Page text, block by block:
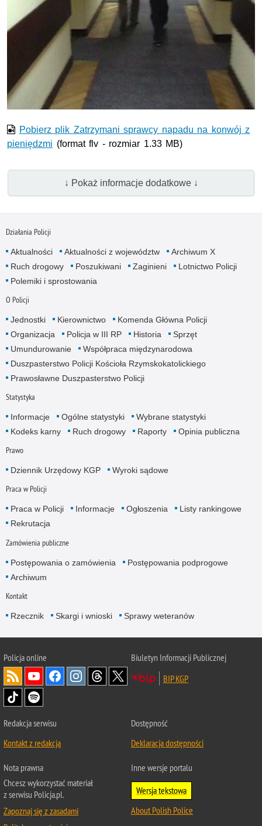
Film w formacie nieobsługiwanym przez odtwarzacz.
Pobierz plik Zatrzymani sprawcy napadu na konwój z
pieniędzmi (format flv - rozmiar 1.33 MB)
↓ Pokaż informacje dodatkowe ↓
Działania Policji
Aktualności Aktualności z województw
Archiwum X
Ruch drogowy
Poszukiwani Zaginieni
Lotnictwo Policji
Polemiki i sprostowania
O Policji
Jednostki Kierownictwo
Komenda Główna Policji
Organizacja
Policja w III RP Historia
Sprzęt
Umundurowanie
Współpraca międzynarodowa
Duszpasterstwo Policji Kościoła Rzymskokatolickiego
Prawosławne Duszpasterstwo Policji
Statystyka
Informacje Ogólne statystyki
Wybrane statystyki
Kodeks karny
Ruch drogowy Raporty Opinia publiczna
Prawo
Dziennik Urzędowy KGP Wyroki sądowe
Praca w Policji
Praca w Policji Informacje Ogłoszenia
Listy rankingowe
Rekrutacja
Zamówienia publiczne
Postępowania o zamówienia
Postępowania podprogowe
Archiwum
Kontakt
Rzecznik Skargi i wnioski Sprawy weteranów
Policjaonline
Biuletyn Informacji Publicznej
BIP KGP
Redakcja serwisu
Kontakt z redakcją
Dostępność
Deklaracja dostępności
Nota prawna
Chcesz wykorzystać materiał
z serwisu Policja.pl.
Zapoznaj się z zasadami
Inne wersje portalu
Wersja tekstowa
About Polish Police